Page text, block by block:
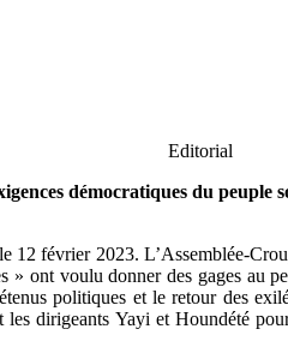
Editorial
démocratiques du peuple
février 2023. L’Assemblée-
» ont voulu donner des gages au
politiques et le retour des
dirigeants Yayi et Houndété